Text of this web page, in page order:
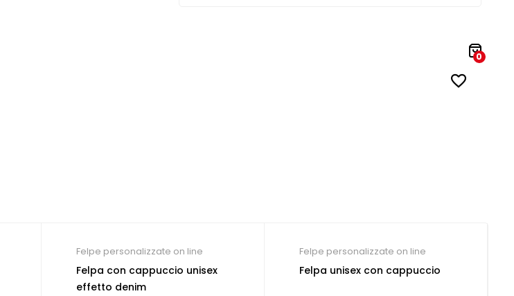
0
Felpe personalizzate on line
Felpa con cappuccio unisex
effetto denim
Felpe personalizzate on line
Felpa unisex con cappuccio